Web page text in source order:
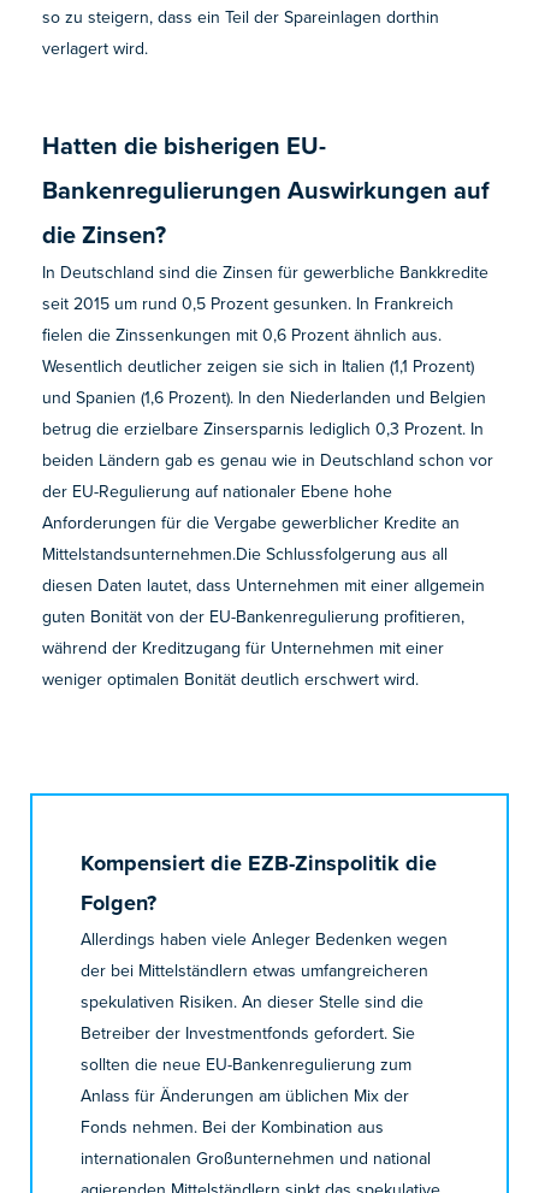
so zu steigern, dass ein Teil der Spareinlagen dorthin
verlagert wird.
Hatten die bisherigen EU-
Bankenregulierungen Auswirkungen auf
die Zinsen?
In Deutschland sind die Zinsen für gewerbliche Bankkredite
seit 2015 um rund 0,5 Prozent gesunken. In Frankreich
fielen die Zinssenkungen mit 0,6 Prozent ähnlich aus.
Wesentlich deutlicher zeigen sie sich in Italien (1,1 Prozent)
und Spanien (1,6 Prozent). In den Niederlanden und Belgien
betrug die erzielbare Zinsersparnis lediglich 0,3 Prozent. In
beiden Ländern gab es genau wie in Deutschland schon vor
der EU-Regulierung auf nationaler Ebene hohe
Anforderungen für die Vergabe gewerblicher Kredite an
Mittelstandsunternehmen.Die Schlussfolgerung aus all
diesen Daten lautet, dass Unternehmen mit einer allgemein
guten Bonität von der EU-Bankenregulierung profitieren,
während der Kreditzugang für Unternehmen mit einer
weniger optimalen Bonität deutlich erschwert wird.
Kompensiert die EZB-Zinspolitik die
Folgen?
Allerdings haben viele Anleger Bedenken wegen
der bei Mittelständlern etwas umfangreicheren
spekulativen Risiken. An dieser Stelle sind die
Betreiber der Investmentfonds gefordert. Sie
sollten die neue EU-Bankenregulierung zum
Anlass für Änderungen am üblichen Mix der
Fonds nehmen. Bei der Kombination aus
internationalen Großunternehmen und national